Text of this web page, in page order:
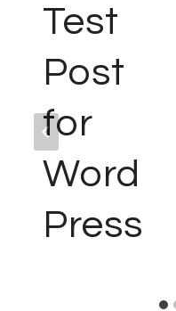
Test
Post
for
Word
Press